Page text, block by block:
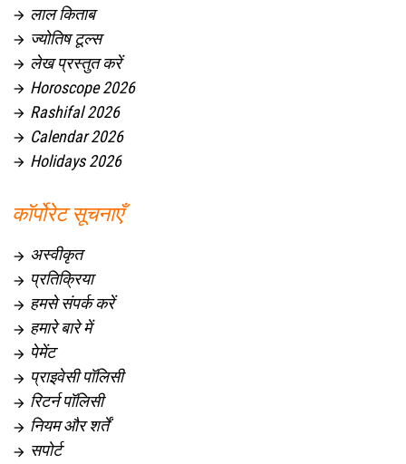
 लाल किताब
 ज्योतिष टूल्स
 लेख प्रस्तुत करें
 Horoscope 2026
 Rashifal 2026
 Calendar 2026
 Holidays 2026
कॉर्पोरेट सूचनाएँ
 अस्वीकृत
 प्रतिक्रिया
 हमसे संपर्क करें
 हमारे बारे में
 पेमेंट
 प्राइवेसी पॉलिसी
 रिटर्न पॉलिसी
 नियम और शर्तें
 सपोर्ट